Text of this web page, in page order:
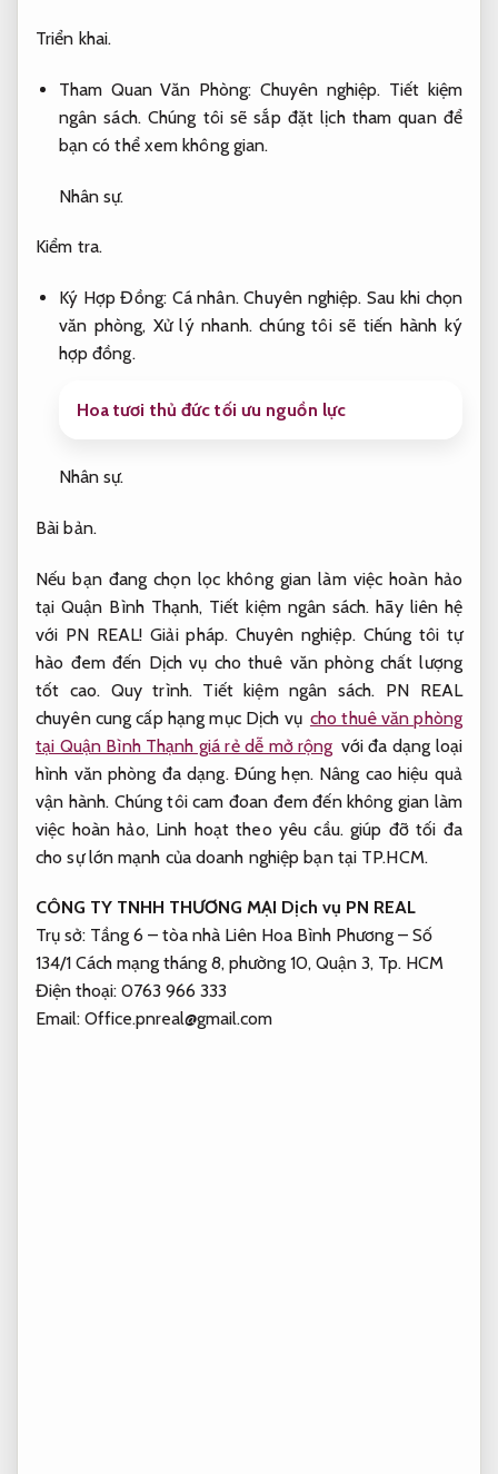
Triển khai.
Tham Quan Văn Phòng: Chuyên nghiệp. Tiết kiệm
ngân sách.Chúng tôi sẽ sắp đặt lịch tham quan để
bạn có thể xem không gian.
Nhân sự.
Kiểm tra.
Ký Hợp Đồng: Cá nhân. Chuyên nghiệp. Sau khi chọn
văn phòng, Xử lý nhanh.chúng tôi sẽ tiến hành ký
hợp đồng.
Hoa tươi thủ đức tối ưu nguồn lực
Nhân sự.
Bài bản.
Nếu bạn đang chọn lọc không gian làm việc hoàn hảo
tại Quận Bình Thạnh, Tiết kiệm ngân sách. hãy liên hệ
với PN REAL!Giải pháp. Chuyên nghiệp. Chúng tôi tự
hào đem đến Dịch vụ cho thuê văn phòng chất lượng
tốt cao. Quy trình. Tiết kiệm ngân sách. PN REAL
chuyên cung cấp hạng mục Dịch vụ cho thuê văn phòng
tại Quận Bình Thạnh giá rẻ dễ mở rộng với đa dạng loại
hình văn phòng đa dạng. Đúng hẹn. Nâng cao hiệu quả
vận hành. Chúng tôi cam đoan đem đến không gian làm
việc hoàn hảo, Linh hoạt theo yêu cầu. giúp đỡ tối đa
cho sự lớn mạnh của doanh nghiệp bạn tại TP.HCM.
CÔNG TY TNHH THƯƠNG MẠI Dịch vụ PN REAL
Trụ sở: Tầng 6 – tòa nhà Liên Hoa Bình Phương – Số
134/1 Cách mạng tháng 8, phường 10, Quận 3, Tp. HCM
Điện thoại: 0763 966 333
Email: Office.pnreal@gmail.com